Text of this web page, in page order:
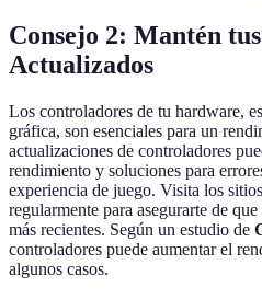
Consejo 2: Mantén
Actualizados
Los controladores de tu hardware,
gráfica, son esenciales para un
actualizaciones de controladores
rendimiento y soluciones para
experiencia de juego. Visita los
regularmente para asegurarte de
más recientes. Según un estudio de
controladores puede aumentar el
algunos casos.